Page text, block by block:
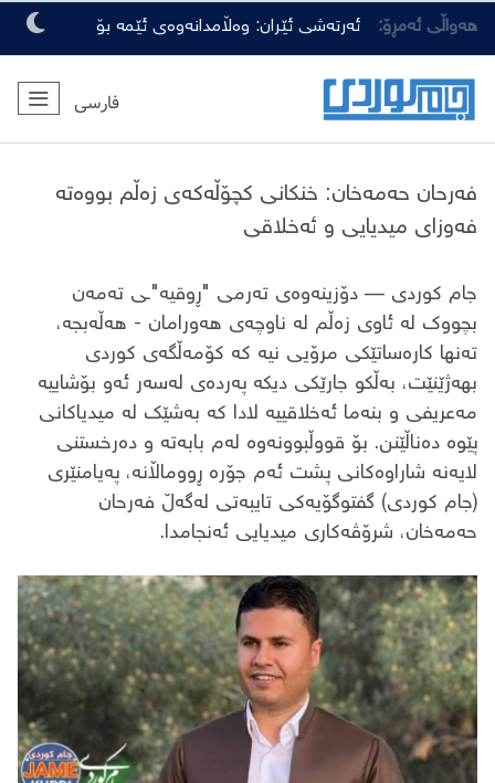
هەواڵی ئەمڕۆ: ئەرتەشی ئێران: وەڵامدانەوەی ئێمە بۆ
هەرچەشنە دەستدرێژیەکی دوژمنان، توندتر
و کەمەرشکێنتر دەبێت
فارسی
فەرحان حەمەخان: خنکانی کچۆڵەکەی زەڵم بووەتە
فەوزای میدیایی و ئەخلاقی
​جام کوردی — ​دۆزینەوەی تەرمی "ڕوقیە"ـی تەمەن
بچووک لە ئاوی زەڵم لە ناوچەی هەورامان - هەڵەبجە،
تەنها کارەساتێکی مرۆیی نیە کە کۆمەڵگەی کوردی
بهەژێنێت، بەڵکو جارێکی دیکە پەردەی لەسەر ئەو بۆشاییە
مەعریفی و بنەما ئەخلاقییە لادا کە بەشێک لە میدیاکانی
پێوە دەناڵێنن. بۆ قووڵبوونەوە لەم بابەتە و دەرخستنی
لایەنە شاراوەکانی پشت ئەم جۆرە ڕووماڵانە، پەیامنێری
(جام کوردی) گفتوگۆیەکی تایبەتی لەگەڵ فەرحان
حەمەخان، شرۆڤەکاری میدیایی ئەنجامدا.